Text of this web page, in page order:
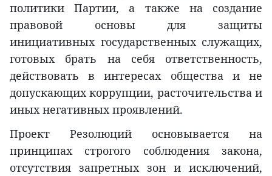
политики Партии, а также на создание
правовой основы для защиты
инициативных государственных служащих,
готовых брать на себя ответственность,
действовать в интересах общества и не
допускающих коррупции, расточительства и
иных негативных проявлений.
Проект Резолюций основывается на
принципах строгого соблюдения закона,
отсутствия запретных зон и исключений,